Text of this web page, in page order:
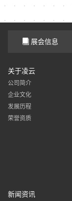
展会信息
关于凌云
公司简介
企业文化
发展历程
荣誉资质
新闻资讯